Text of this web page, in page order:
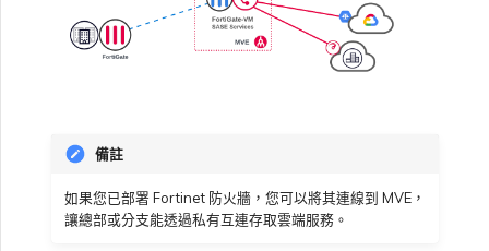
備註
如果您已部署 Fortinet 防火牆，您可以將其連線到 MVE，
讓總部或分支能透過私有互連存取雲端服務。